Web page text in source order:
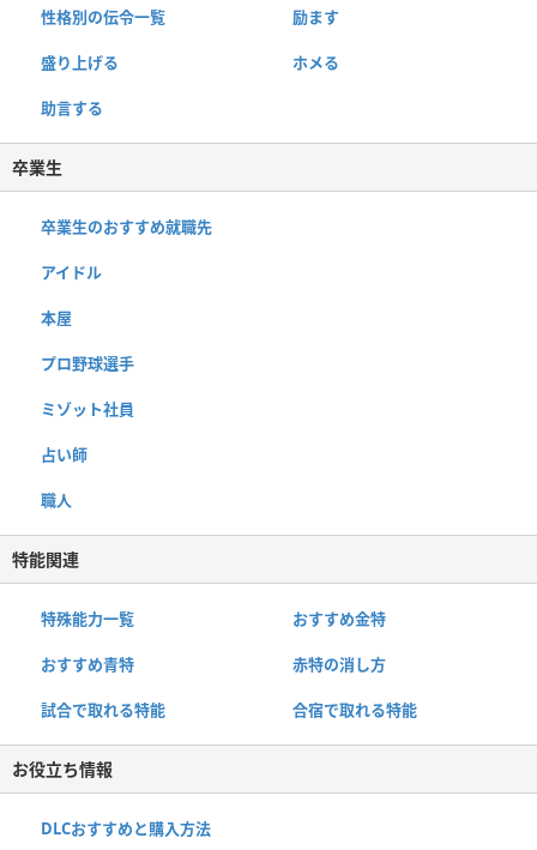
性格別の伝令一覧 励ます
盛り上げる ホメる
助言する
卒業生
卒業生のおすすめ就職先
アイドル
本屋
プロ野球選手
ミゾット社員
占い師
職人
特能関連
特殊能力一覧 おすすめ金特
おすすめ青特 赤特の消し方
試合で取れる特能 合宿で取れる特能
お役立ち情報
DLCおすすめと購入方法